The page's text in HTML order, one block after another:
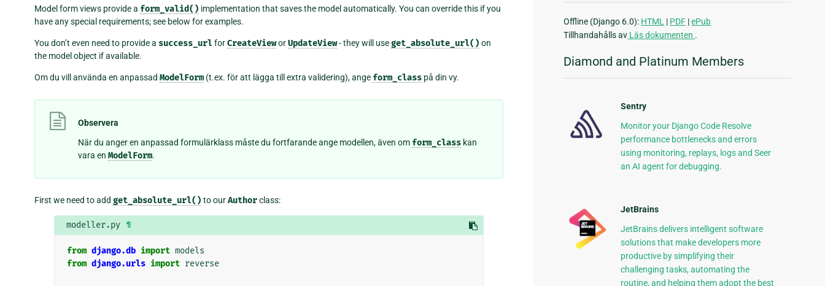
Model form views provide a form_valid() implementation that saves the model automatically. You can override this if you
have any special requirements; see below for examples.
You don’t even need to provide a success_urlforCreateVieworUpdateView- they will useget_absolute_url() on
the model object if available.
Om du vill använda en anpassad ModelForm (t.ex. för att lägga till extra validering), ange form_class på din vy.
Observera
När du anger en anpassad formulärklass måste du fortfarande ange modellen, även om form_class kan
vara en ModelForm.
First we need to add get_absolute_url() to ourAuthorclass:
modeller.py ¶
from django.db import models
from django.urls import reverse
Offline (Django 6.0): HTML | PDF |ePub
Tillhandahålls av Läs dokumenten .
Diamond and Platinum Members
Sentry
Monitor your Django Code Resolve
performance bottlenecks and errors
using monitoring, replays, logs and Seer
an AI agent for debugging.
JetBrains
JetBrains delivers intelligent software
solutions that make developers more
productive by simplifying their
challenging tasks, automating the
routine, and helping them adopt the best